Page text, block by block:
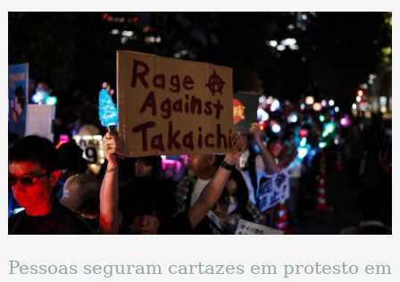
Pessoas seguram cartazes em protesto em